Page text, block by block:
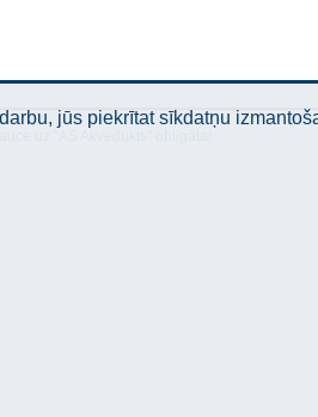
jūs piekrītat sīkdatņu